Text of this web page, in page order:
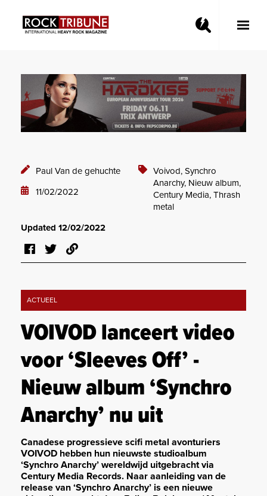
Toggle
Paul Van de gehuchte
11/02/2022
Voivod, Synchro
Anarchy, Nieuw album,
Century Media, Thrash
metal
Updated 12/02/2022
ACTUEEL
VOIVOD lanceert video
voor ‘Sleeves Off’ -
Nieuw album ‘Synchro
Anarchy’ nu uit
Canadese progressieve scifi metal avonturiers
VOIVOD hebben hun nieuwste studioalbum
‘Synchro Anarchy’ wereldwijd uitgebracht via
Century Media Records. Naar aanleiding van de
release van ‘Synchro Anarchy’ is een nieuwe